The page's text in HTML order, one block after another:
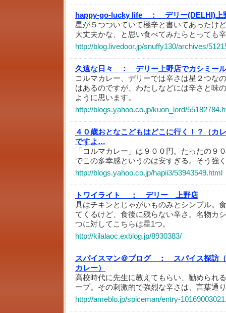
happy-go-lucky life ：
デリー(DELHI)上
星が５つついていて極辛と書いてあったけ
大丈夫かな、と思い食べてみたらとっても
http://blog.livedoor.jp/snuffy130/archives/
久遠な日々 ：
デリー上野店でカシミー
コルマカレー、デリーでは辛さは星２つな
はあるのですが、わたしなどには辛さと味
ように思います。
http://blogs.yahoo.co.jp/kuon_lord/
４０歳おとなこどもはどこに行く！？（
ですよ…
「コルマカレー」は９００円。たったの９
でこの多幸感というのは安すぎる。そう強
http://blogs.yahoo.co.jp/hapii3/53943549.html
トワイライト ：
デリー 上野店
具はチキンとじゃがいものみとシンプル。
てくるけど、食後に残らない辛さ。名物カ
つに対してこちらは星1つ。
http://kilalaoc.exblog.jp/8930383/
スパイスマン＠ブログ ：
スパイス探訪
カレー）
高校時代に先生に教えてもらい、勧められ
ープ。その刺激的で強烈な辛さは、言葉通
http://ameblo.jp/spiceman/entry-